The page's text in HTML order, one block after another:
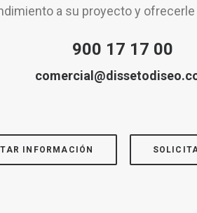
a su proyecto y
900 17 17 00
INFORMACIÓN